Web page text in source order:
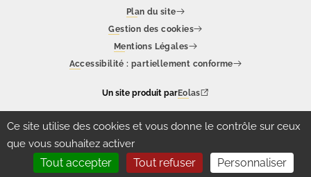
Ce site utilise des cookies et vous donne le contrôle sur ceux
que vous souhaitez activer
Tout accepter Tout refuser Personnaliser
Plan du site
Gestion des cookies
Mentions Légales
Accessibilité : partiellement conforme
Un site produit parEolas